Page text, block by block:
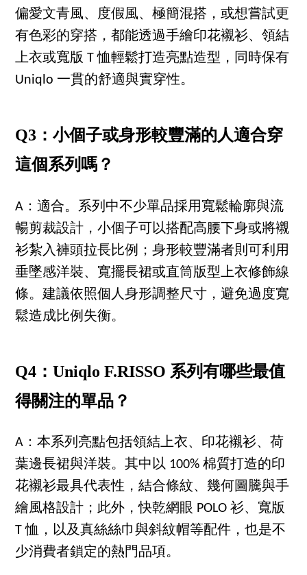
偏愛文青風、度假風、極簡混搭，或想嘗試更
有色彩的穿搭，都能透過手繪印花襯衫、領結
上衣或寬版 T 恤輕鬆打造亮點造型，同時保有
Uniqlo 一貫的舒適與實穿性。
Q3：小個子或身形較豐滿的人適合穿
這個系列嗎？
A：適合。系列中不少單品採用寬鬆輪廓與流
暢剪裁設計，小個子可以搭配高腰下身或將襯
衫紮入褲頭拉長比例；身形較豐滿者則可利用
垂墜感洋裝、寬擺長裙或直筒版型上衣修飾線
條。建議依照個人身形調整尺寸，避免過度寬
鬆造成比例失衡。
Q4：Uniqlo F.RISSO 系列有哪些最值
得關注的單品？
A：本系列亮點包括領結上衣、印花襯衫、荷
葉邊長裙與洋裝。其中以 100% 棉質打造的印
花襯衫最具代表性，結合條紋、幾何圖騰與手
繪風格設計；此外，快乾網眼 POLO 衫、寬版
T 恤，以及真絲絲巾與斜紋帽等配件，也是不
少消費者鎖定的熱門品項。